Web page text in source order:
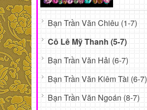
Bạn Trần Văn Chiêu (1-7)
Cô Lê Mỹ Thanh (5-7)
Bạn Trần Văn Hải (6-7)
Bạn Trần Văn Kiêm Tài (6-7)
Bạn Trần Văn Ngoán (8-7)